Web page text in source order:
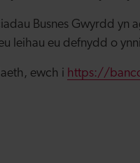
Busnes Gwyrdd yn
leihau eu defnydd o
ewch i https://